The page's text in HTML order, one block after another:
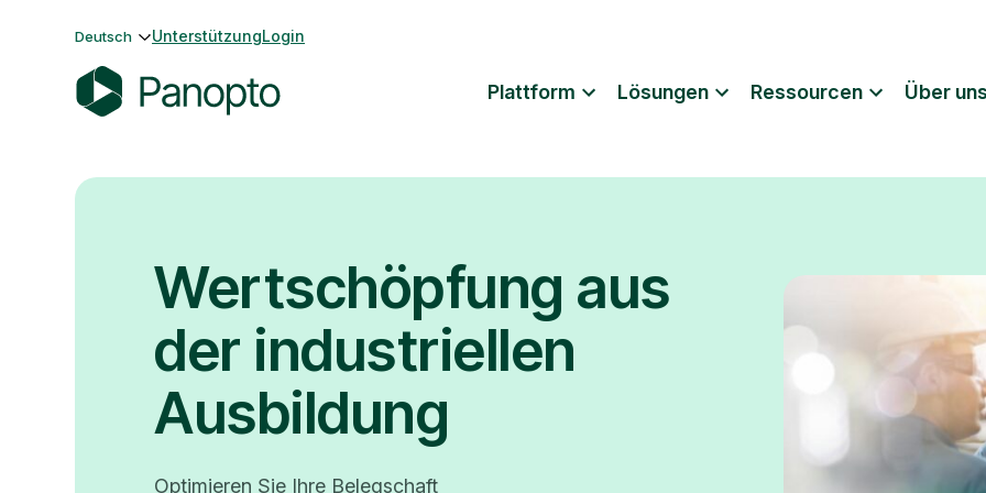
Deutsch UnterstützungLogin
n
Plattform Lösungen Ressourcen Über uns
Wertschöpfung aus
der industriellen
Ausbildung
Optimieren Sie Ihre Belegschaft